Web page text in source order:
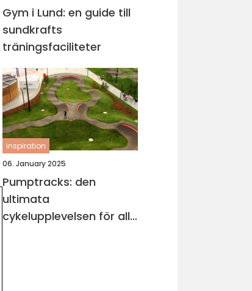
Gym i Lund: en guide till
sundkrafts
träningsfaciliteter
inspiration
06. January 2025
Pumptracks: den
ultimata
cykelupplevelsen för alla